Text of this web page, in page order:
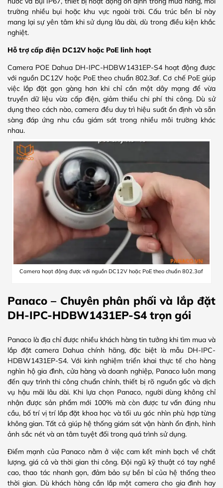
trường nhiều bụi hoặc khu vực ngoài trời. Cấu trúc bền bỉ này
mang lại sự yên tâm khi sử dụng lâu dài, dù trong điều kiện khắc
nghiệt.
Hỗ trợ cấp điện DC12V hoặc PoE linh hoạt
Camera POE Dahua DH-IPC-HDBW1431EP-S4 hoạt động được
với nguồn DC12V hoặc PoE theo chuẩn 802.3af. Cơ chế PoE giúp
việc lắp đặt gọn gàng hơn khi chỉ cần một dây mạng để vừa
truyền dữ liệu vừa cấp điện, giảm thiểu chi phí thi công. Dù sử
dụng theo cách nào, camera đều duy trì hiệu suất ổn định và sẵn
sàng đáp ứng nhu cầu giám sát trong nhiều môi trường khác
nhau.
Camera hoạt động được với nguồn DC12V hoặc PoE theo chuẩn 802.3af
Panaco – Chuyên phân phối và lắp đặt
DH-IPC-HDBW1431EP-S4 trọn gói
Panaco là địa chỉ được nhiều khách hàng tin tưởng khi tìm mua và
lắp đặt camera Dahua chính hãng, đặc biệt là mẫu DH-IPC-
HDBW1431EP-S4. Với kinh nghiệm triển khai thực tế cho hàng
nghìn hộ gia đình, cửa hàng và doanh nghiệp, Panaco luôn mang
đến quy trình thi công chuẩn chỉnh, thiết bị rõ nguồn gốc và dịch
vụ hậu mãi lâu dài. Khi lựa chọn Panaco, người dùng không chỉ
nhận được sản phẩm mới 100% mà còn được tư vấn đúng nhu
cầu, bố trí vị trí lắp đặt khoa học và tối ưu góc nhìn phù hợp từng
không gian. Tất cả giúp hệ thống giám sát vận hành ổn định, hình
ảnh sắc nét và an tâm tuyệt đối trong quá trình sử dụng.
Điểm mạnh của Panaco nằm ở việc cam kết minh bạch về chất
lượng, giá cả và thời gian thi công. Đội ngũ kỹ thuật có tay nghề
cao, thao tác nhanh gọn, đảm bảo sự bền bỉ của hệ thống theo
thời gian. Dù khách hàng cần lắp một camera cho gia đình hay